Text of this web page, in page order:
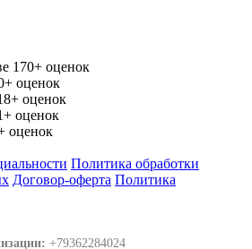
170+ оценок
оценок
оценок
оценок
оценок
Политика обработки
Договор-оферта Политика
+79362284024